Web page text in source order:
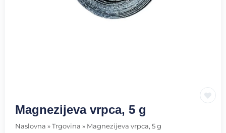
Magnezijeva vrpca, 5 g
Naslovna » Trgovina » Magnezijeva vrpca, 5 g